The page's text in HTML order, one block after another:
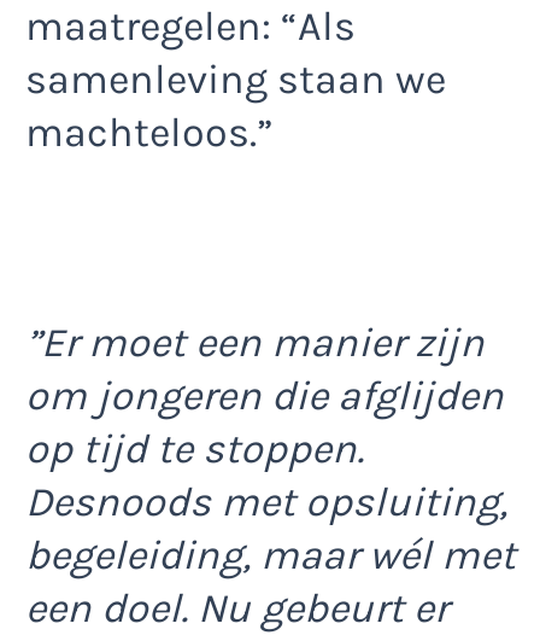
maatregelen: “Als
samenleving staan we
machteloos.”
”Er moet een manier zijn
om jongeren die afglijden
op tijd te stoppen.
Desnoods met opsluiting,
begeleiding, maar wél met
een doel. Nu gebeurt er